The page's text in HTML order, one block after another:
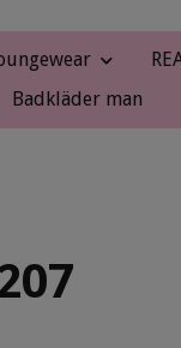
Badkläder man